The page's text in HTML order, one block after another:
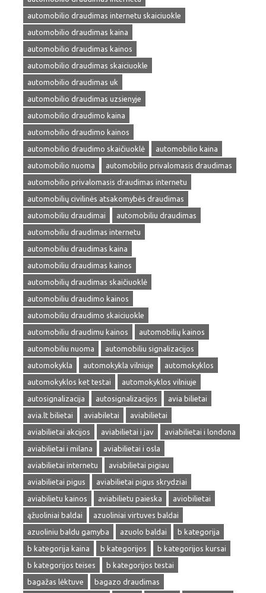
automobilio draudimas internetu skaiciuokle
automobilio draudimas kaina
automobilio draudimas kainos
automobilio draudimas skaiciuokle
automobilio draudimas uk
automobilio draudimas uzsienyje
automobilio draudimo kaina
automobilio draudimo kainos
automobilio draudimo skaičiuoklė
automobilio kaina
automobilio nuoma
automobilio privalomasis draudimas
automobilio privalomasis draudimas internetu
automobilių civilinės atsakomybės draudimas
automobiliu draudimai
automobiliu draudimas
automobiliu draudimas internetu
automobiliu draudimas kaina
automobiliu draudimas kainos
automobilių draudimas skaičiuoklė
automobiliu draudimo kainos
automobiliu draudimo skaiciuokle
automobiliu draudimu kainos
automobilių kainos
automobiliu nuoma
automobiliu signalizacijos
automokykla
automokykla vilniuje
automokyklos
automokyklos ket testai
automokyklos vilniuje
autosignalizacija
autosignalizacijos
avia bilietai
avia.lt bilietai
aviabiletai
aviabilietai
aviabilietai akcijos
aviabilietai i jav
aviabilietai i londona
aviabilietai i milana
aviabilietai i osla
aviabilietai internetu
aviabilietai pigiau
aviabilietai pigus
aviabilietai pigus skrydziai
aviabilietu kainos
aviabilietu paieska
aviobilietai
ąžuoliniai baldai
azuoliniai virtuves baldai
azuoliniu baldu gamyba
azuolo baldai
b kategorija
b kategorija kaina
b kategorijos
b kategorijos kursai
b kategorijos teises
b kategorijos testai
bagažas lėktuve
bagazo draudimas